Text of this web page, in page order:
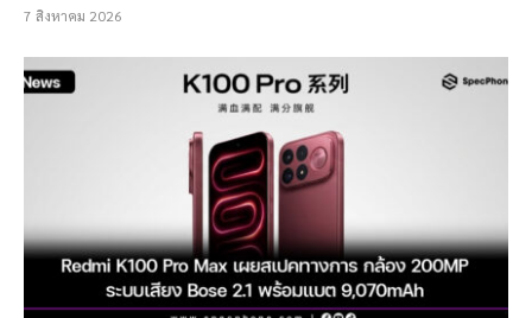
7 สิงหาคม 2026